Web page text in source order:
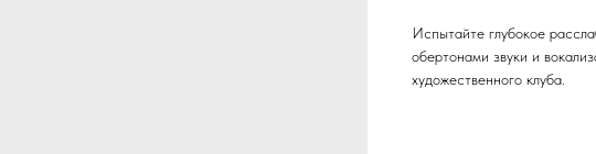
Испытайте глубокое
обертонами звуки и
художественного клуба.